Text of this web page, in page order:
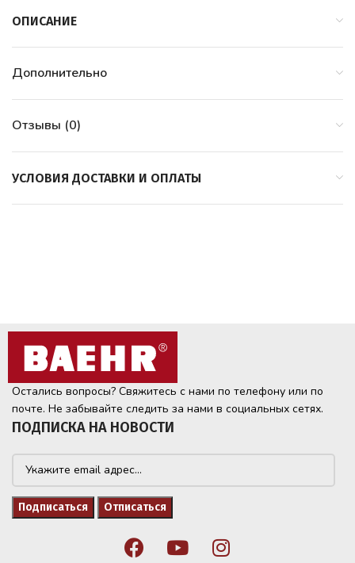
ОПИСАНИЕ
Дополнительно
Отзывы (0)
УСЛОВИЯ ДОСТАВКИ И ОПЛАТЫ
Остались вопросы? Свяжитесь с нами по телефону или по
почте. Не забывайте следить за нами в социальных сетях.
ПОДПИСКА НА НОВОСТИ